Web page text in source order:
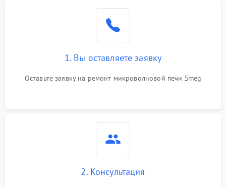
2200 ₽
Не работают сенсорные
1000 ₽
1. Вы оставляете заявку
Оставьте заявку на ремонт микроволновой печи Smeg
2. Консультация